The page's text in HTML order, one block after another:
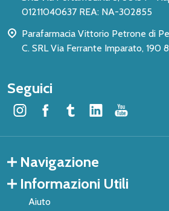
01211040637 REA: NA-302855
Parafarmacia Vittorio Petrone di
C. SRL Via Ferrante Imparato, 190
Seguici
Navigazione
Informazioni Utili
Aiuto